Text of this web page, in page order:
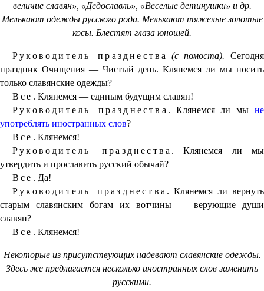
величие славян», «Дедославль», «Веселые детинушки» и др.
Мелькают одежды русского рода. Мелькают тяжелые золотые
косы. Блестят глаза юношей.
Руководитель празднества (с помоста). Сегодня
праздник Очищения — Чистый день. Клянемся ли мы носить
только славянские одежды?
Все. Клянемся — единым будущим славян!
Руководитель празднества. Клянемся ли мыне
употреблять иностранных слов?
Все. Клянемся!
Руководитель празднества. Клянемся ли мы
утвердить и прославить русский обычай?
Все. Да!
Руководитель празднества. Клянемся ли вернуть
старым славянским богам их вотчины — верующие души
славян?
Все. Клянемся!
Некоторые из присутствующих надевают славянские одежды.
Здесь же предлагается несколько иностранных слов заменить
русскими.